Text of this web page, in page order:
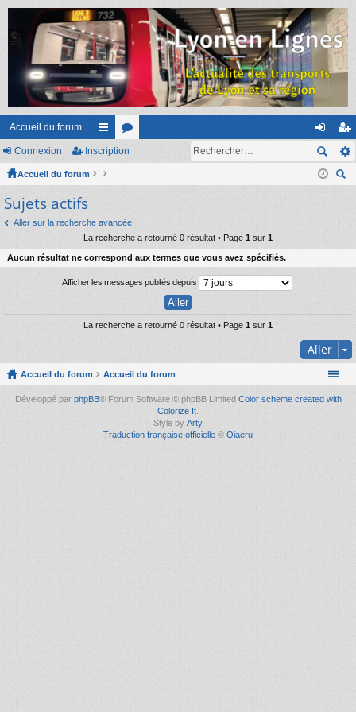
Accueil du forum
ac
co
ci
s
or
s
on
ne
ns
cri
Connexion Inscription
Accueil du forum
Sujets actifs
Aller sur la recherche avancée
La recherche a retourné 0 résultat • Page 1 sur 1
Aucun résultat ne correspond aux termes que vous avez spécifiés.
Afficher les messages publiés depuis
La recherche a retourné 0 résultat • Page 1 sur 1
Aller
Accueil du forum Accueil du forum
Développé par phpBB® Forum Software © phpBB Limited Color scheme created with
Colorize It
Style by Arty
Traduction française officielle © Qiaeru